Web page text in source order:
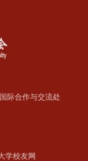
国际合作与交流处
学校友网